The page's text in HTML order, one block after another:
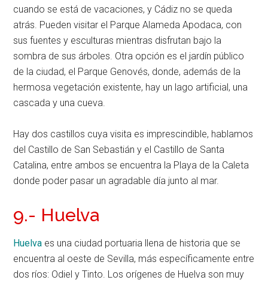
cuando se está de vacaciones, y Cádiz no se queda
atrás. Pueden visitar el Parque Alameda Apodaca, con
sus fuentes y esculturas mientras disfrutan bajo la
sombra de sus árboles. Otra opción es el jardín público
de la ciudad, el Parque Genovés, donde, además de la
hermosa vegetación existente, hay un lago artificial, una
cascada y una cueva.
Hay dos castillos cuya visita es imprescindible, hablamos
del Castillo de San Sebastián y el Castillo de Santa
Catalina, entre ambos se encuentra la Playa de la Caleta
donde poder pasar un agradable día junto al mar.
9.- Huelva
Huelva es una ciudad portuaria llena de historia que se
encuentra al oeste de Sevilla, más específicamente entre
dos ríos: Odiel y Tinto. Los orígenes de Huelva son muy